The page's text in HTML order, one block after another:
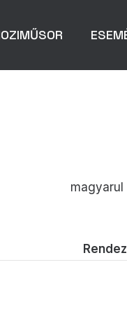
magyarul